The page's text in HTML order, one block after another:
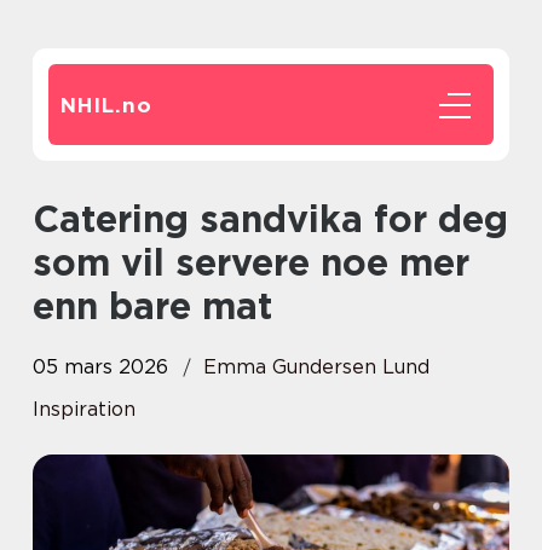
NHIL.no
Catering sandvika for deg
som vil servere noe mer
enn bare mat
05 mars 2026
Emma Gundersen Lund
Inspiration